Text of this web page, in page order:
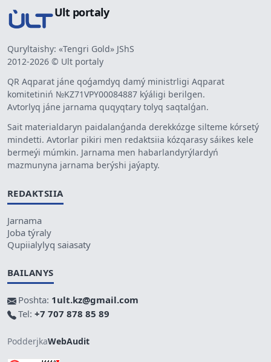
Ult portaly
Quryltaishy: «Tengri Gold» JShS
2012-2026 © Ult portaly
QR Aqparat jáne qoǵamdyq damý ministrligi Aqparat
komitetiniń №KZ71VPY00084887 kýáligi berilgen.
Avtorlyq jáne jarnama quqyqtary tolyq saqtalǵan.
Sait materialdaryn paidalanǵanda derekkózge silteme kórsetý
mindetti. Avtorlar pikiri men redaktsiia kózqarasy sáikes kele
bermeýi múmkin. Jarnama men habarlandyrýlardyń
mazmunyna jarnama berýshi jaýapty.
REDAKTSIIA
Jarnama
Joba týraly
Qupiialylyq saiasaty
BAILANYS
Poshta: 1ult.kz@gmail.com
Tel: +7 707 878 85 89
PodderjkaWebAudit